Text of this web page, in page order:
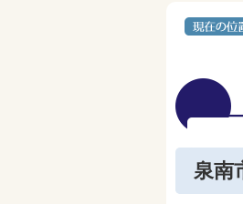
泉南